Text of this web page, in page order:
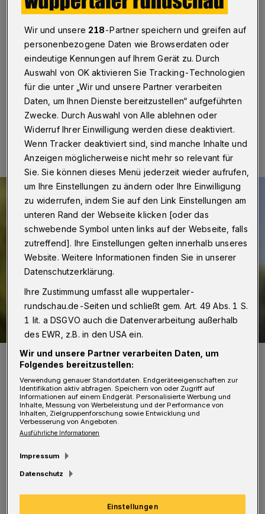
Wuppertal·Der derzeitige CDU-Kreisvorsitzende
Gregor Ahlmann gibt sein Amt im kommenden Monat
ab. Das hat er am Dienstag (10. Oktober 2023)
angekündigt. Mit dem ehemaligen Stadtkämmerer
Johannes Slawig hat ein potenzieller Nachfolger seinen
Hut in den Ring geworfen.
10.10.2023 , 14:00 Uhr Eine Minute Lesezeit
Gregor Ahlmann.
Foto: Wolf Sondermann
W (68, CDU) war bekanntlich Ende
Oktober 2022 in Pension gegangen und könnte
jetzt ein Comeback auf Parteiebene starten.
Wir und unsere 218-Partner speichern und greifen auf
personenbezogene Daten wie Browserdaten oder
eindeutige Kennungen auf Ihrem Gerät zu. Durch
Auswahl von OK aktivieren Sie Tracking-Technologien
für die unter „Wir und unsere Partner verarbeiten
Daten, um Ihnen Dienste bereitzustellen“ aufgeführten
Zwecke. Durch Auswahl von Alle ablehnen oder
Widerruf Ihrer Einwilligung werden diese deaktiviert.
Wenn Tracker deaktiviert sind, sind manche Inhalte und
Anzeigen möglicherweise nicht mehr so relevant für
Sie. Sie können dieses Menü jederzeit wieder aufrufen,
um Ihre Einstellungen zu ändern oder Ihre Einwilligung
zu widerrufen, indem Sie auf den Link Einstellungen am
unteren Rand der Webseite klicken [oder das
schwebende Symbol unten links auf der Webseite, falls
zutreffend]. Ihre Einstellungen gelten innerhalb unseres
Website. Weitere Informationen finden Sie in unserer
Datenschutzerklärung.
Ihre Zustimmung umfasst alle wuppertaler-
rundschau.de-Seiten und schließt gem. Art. 49 Abs. 1 S.
1 lit. a DSGVO auch die Datenverarbeitung außerhalb
des EWR, z.B. in den USA ein.
Wir und unsere Partner verarbeiten Daten, um
Folgendes bereitzustellen:
Verwendung genauer Standortdaten. Endgeräteeigenschaften zur
Identifikation aktiv abfragen. Speichern von oder Zugriff auf
Informationen auf einem Endgerät. Personalisierte Werbung und
Inhalte, Messung von Werbeleistung und der Performance von
Inhalten, Zielgruppenforschung sowie Entwicklung und
Verbesserung von Angeboten.
Ausführliche Informationen
Impressum
Datenschutz
Einstellungen